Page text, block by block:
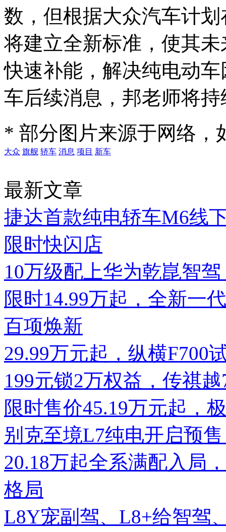
数，但根据大众汽车计
将建立全新标准，使其
快速补能，解决纯电动
车后续消息，邦老师将
* 部分图片来源于网络，
大众 旗舰 轿车 消息 项目 新车
最新文章
捷达首款纯电轿车M6线
限时快闪店
10万级配上华为乾崑智
限时14.99万起，全新一
百项焕新
29.99万元起，纵横F700
199元锁2万权益，传祺
限时售价45.19万元起，
别克至境L7纯电开启预
20.18万起全系满配入局
格局
L8Y宠副驾、L8+给智驾